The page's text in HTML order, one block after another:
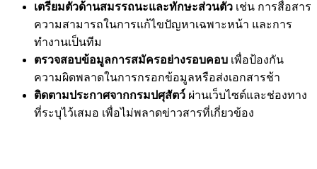
เตรียมตัวด้านสมรรถนะและทักษะส่วนตัว เช่น การสื่อสาร
ความสามารถในการแก้ไขปัญหาเฉพาะหน้า และการ
ทำงานเป็นทีม
ตรวจสอบข้อมูลการสมัครอย่างรอบคอบ เพื่อป้องกัน
ความผิดพลาดในการกรอกข้อมูลหรือส่งเอกสารช้า
ติดตามประกาศจากกรมปศุสัตว์ ผ่านเว็บไซต์และช่องทาง
ที่ระบุไว้เสมอ เพื่อไม่พลาดข่าวสารที่เกี่ยวข้อง